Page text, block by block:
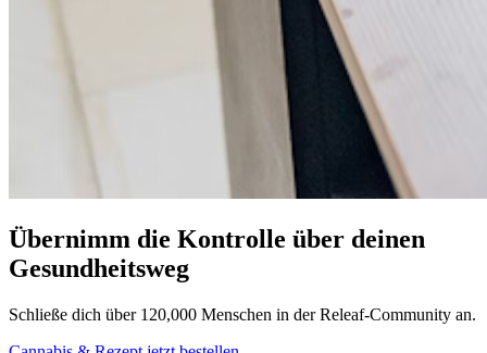
Übernimm die Kontrolle über deinen
Gesundheitsweg
Schließe dich über 120,000 Menschen in der Releaf-Community an.